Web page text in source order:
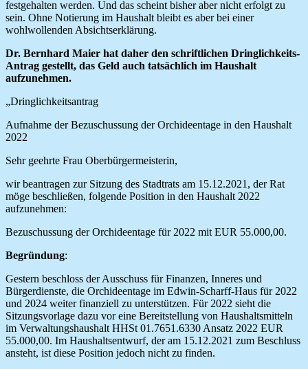
festgehalten werden. Und das scheint bisher aber nicht erfolgt zu
sein. Ohne Notierung im Haushalt bleibt es aber bei einer
wohlwollenden Absichtserklärung.
Dr. Bernhard Maier hat daher den schriftlichen Dringlichkeits-
Antrag gestellt, das Geld auch tatsächlich im Haushalt
aufzunehmen.
„Dringlichkeitsantrag
Aufnahme der Bezuschussung der Orchideentage in den Haushalt
2022
Sehr geehrte Frau Oberbürgermeisterin,
wir beantragen zur Sitzung des Stadtrats am 15.12.2021, der Rat
möge beschließen, folgende Position in den Haushalt 2022
aufzunehmen:
Bezuschussung der Orchideentage für 2022 mit EUR 55.000,00.
Begründung:
Gestern beschloss der Ausschuss für Finanzen, Inneres und
Bürgerdienste, die Orchideentage im Edwin-Scharff-Haus für 2022
und 2024 weiter finanziell zu unterstützen. Für 2022 sieht die
Sitzungsvorlage dazu vor eine Bereitstellung von Haushaltsmitteln
im Verwaltungshaushalt HHSt 01.7651.6330 Ansatz 2022 EUR
55.000,00. Im Haushaltsentwurf, der am 15.12.2021 zum Beschluss
ansteht, ist diese Position jedoch nicht zu finden.